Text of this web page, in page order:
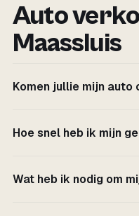
Auto
Maassluis
Komen jullie mijn auto
Hoe snel heb ik mijn
Wat heb ik nodig om